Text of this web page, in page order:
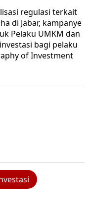
regulasi terkait
di Jabar, kampanye
Pelaku UMKM dan
bagi pelaku
of Investment